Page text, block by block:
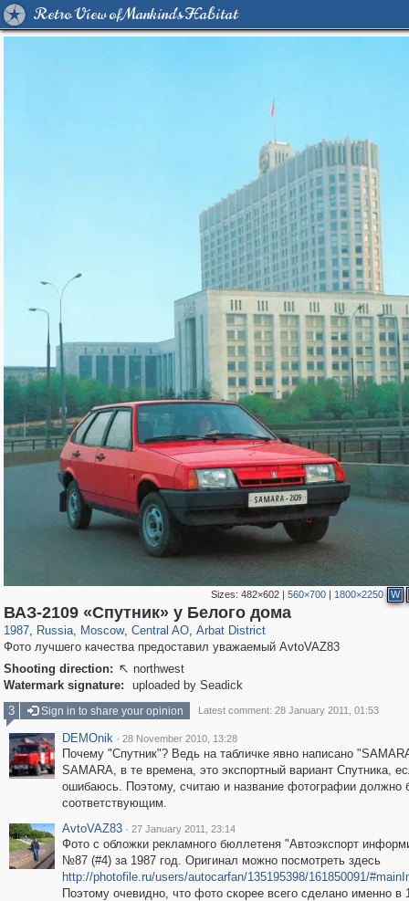
Retro View of Mankind's Habitat
Sizes:482×602 |560×700 | 1800×2250 W
ВАЗ-2109 «Спутник» у Белого дома
1987, Russia
1,406,929 29,248
, Moscow
319,861 8,286
, Central AO
160,009 5,916
, Arbat District
13,485 356
Фото лучшего качества предоставил уважаемый AvtoVAZ83
Shooting direction:  northwest
Watermark signature:
uploaded by Seadick
3
Sign in to share your opinion Latest comment: 28 January 2011, 01:53
DEMOnik · 28 November 2010, 13:28
Почему "Спутник"? Ведь на табличке явно написано
SAMARA, в те времена, это экспортный вариант Спутника,
ошибаюсь. Поэтому, считаю и название фотографии должно
соответствующим.
AvtoVAZ83 · 27 January 2011, 23:14
Фото с обложки рекламного бюллетеня "Автоэкспорт
№87 (#4) за 1987 год. Оригинал можно посмотреть здесь
http://photofile.ru/users/autocarfan/135195398/161850091/
Поэтому очевидно, что фото скорее всего сделано именно в